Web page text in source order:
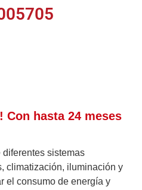
Con hasta 24 meses
sistemas
climatización, iluminación y
el consumo de energía y